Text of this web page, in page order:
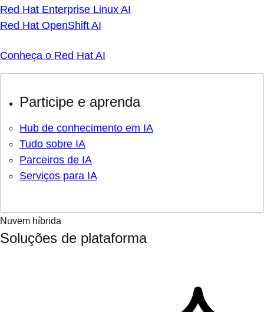
Red Hat Enterprise Linux AI
Red Hat OpenShift AI
Conheça o Red Hat AI
Participe e aprenda
Hub de conhecimento em IA
Tudo sobre IA
Parceiros de IA
Serviços para IA
Nuvem híbrida
Soluções de plataforma